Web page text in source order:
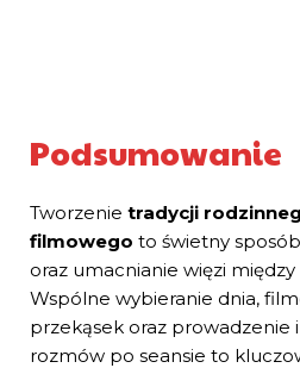
Podsumowanie
Tworzenie tradycji
filmowego to świetny
oraz umacnianie więzi między
Wspólne wybieranie dnia,
przekąsek oraz prowadzenie
rozmów po seansie to